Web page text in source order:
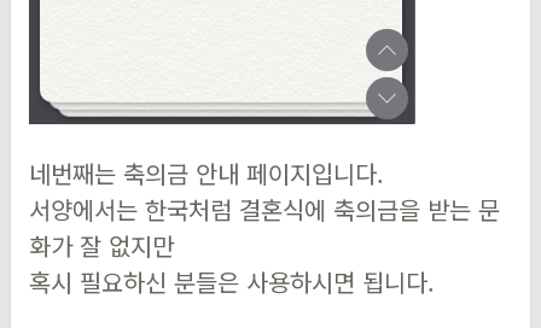
네번째는 축의금 안내 페이지입니다.
서양에서는 한국처럼 결혼식에 축의금을 받는 문
화가 잘 없지만
혹시 필요하신 분들은 사용하시면 됩니다.